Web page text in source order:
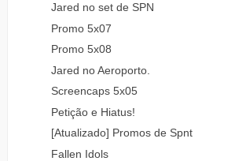
Jared no set de SPN
Promo 5x07
Promo 5x08
Jared no Aeroporto.
Screencaps 5x05
Petição e Hiatus!
[Atualizado] Promos de Spnt
Fallen Idols